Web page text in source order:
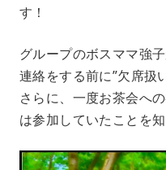
す！
グループのボスママ強
連絡をする前に”欠席扱
さらに、一度お茶会へ
は参加していたことを